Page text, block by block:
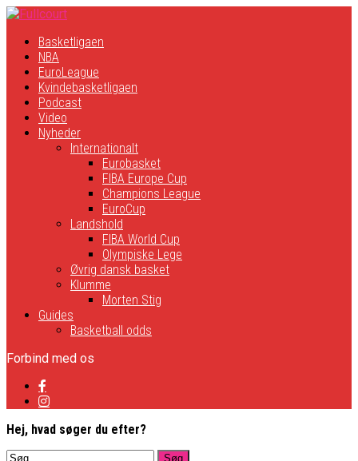
Basketligaen
NBA
EuroLeague
Kvindebasketligaen
Podcast
Video
Nyheder
Internationalt
Eurobasket
FIBA Europe Cup
Champions League
EuroCup
Landshold
FIBA World Cup
Olympiske Lege
Øvrig dansk basket
Klumme
Morten Stig
Guides
Basketball odds
Forbind med os
Hej, hvad søger du efter?